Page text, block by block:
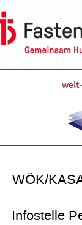
WÖK/
Infostelle